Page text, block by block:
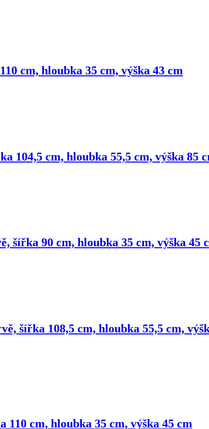
cm, hloubka 35 cm, výška 43 cm
104,5 cm, hloubka 55,5 cm, výška 85
šířka 90 cm, hloubka 35 cm, výška 45
šířka 108,5 cm, hloubka 55,5 cm,
cm, hloubka 35 cm, výška 45 cm